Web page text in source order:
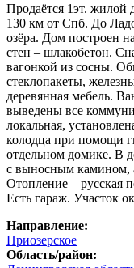
Продаётся 1эт. жилой
130 км от Спб. До
озёра. Дом построен
стен – шлакобетон.
вагонкой из сосны.
стеклопакеты,
деревянная мебель.
выведены все
локальная,
колодца при помощи
отдельном домике. В
с выносным камином,
Отопление – русская
Есть гараж. Участок
Направление:
Приозерское
Область/район: